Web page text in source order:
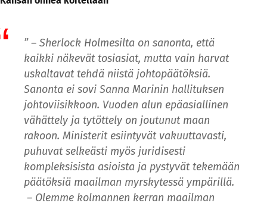
” – Sherlock Holmesilta on sanonta, että
kaikki näkevät tosiasiat, mutta vain harvat
uskaltavat tehdä niistä johtopäätöksiä.
Sanonta ei sovi Sanna Marinin hallituksen
johtoviisikkoon. Vuoden alun epäasiallinen
vähättely ja tytöttely on joutunut maan
rakoon. Ministerit esiintyvät vakuuttavasti,
puhuvat selkeästi myös juridisesti
kompleksisista asioista ja pystyvät tekemään
päätöksiä maailman myrskytessä ympärillä.
– Olemme kolmannen kerran maailman